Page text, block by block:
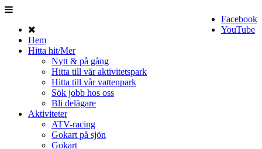
Facebook
YouTube
Hem
Hitta hit/Mer
Nytt & på gång
Hitta till vår aktivitetspark
Hitta till vår vattenpark
Sök jobb hos oss
Bli delägare
Aktiviteter
ATV-racing
Gokart på sjön
Gokart